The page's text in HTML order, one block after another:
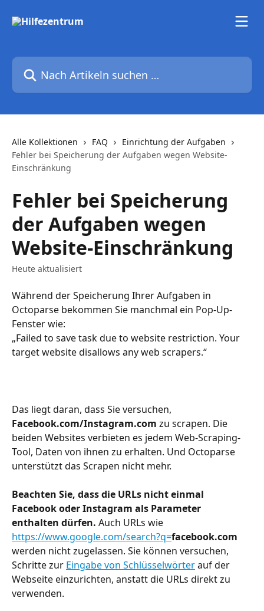
Nach Artikeln suchen …
Alle Kollektionen FAQ
Einrichtung der Aufgaben
Fehler bei Speicherung der Aufgaben wegen Website-
Einschränkung
Fehler bei Speicherung
der Aufgaben wegen
Website-Einschränkung
Heute aktualisiert
Während der Speicherung Ihrer Aufgaben in
Octoparse bekommen Sie manchmal ein Pop-Up-
Fenster wie:
„Failed to save task due to website restriction. Your
target website disallows any web scrapers.“
Das liegt daran, dass Sie versuchen,
Facebook.com/Instagram.com zu scrapen. Die
beiden Websites verbieten es jedem Web-Scraping-
Tool, Daten von ihnen zu erhalten. Und Octoparse
unterstützt das Scrapen nicht mehr.
Beachten Sie, dass die URLs nicht einmal
Facebook oder Instagram als Parameter
enthalten dürfen. Auch URLs wie
https://www.google.com/search?q=facebook.com
werden nicht zugelassen. Sie können versuchen,
Schritte zur Eingabe von Schlüsselwörter auf der
Webseite einzurichten, anstatt die URLs direkt zu
verwenden.